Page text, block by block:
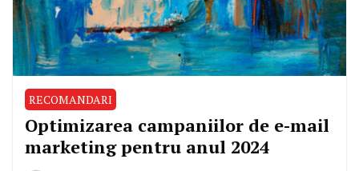
RECOMANDARI
Optimizarea campaniilor de e-mail
marketing pentru anul 2024